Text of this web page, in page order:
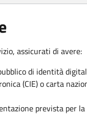
assicurati di avere:
di identità
(CIE) o carta
prevista per